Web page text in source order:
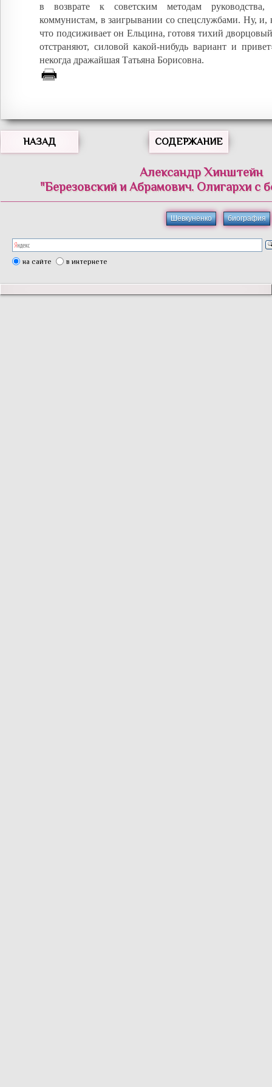
в возврате к советским методам
коммунистам, в заигрывании со спецслужбами. Ну, и,
что подсиживает он Ельцина, готовя тихий
отстраняют, силовой какой-нибудь вариант и
некогда дражайшая Татьяна Борисовна.
НАЗАД СОДЕРЖАНИЕ
Александр Хинштейн
"Березовский и Абрамович. Олигархи с
Шевкуненко биография
на сайте в интернете